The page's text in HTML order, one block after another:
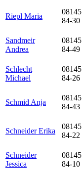
Riepl Maria
08145
84-30
Sandmeir
Andrea
08145
84-49
Schlecht
Michael
08145
84-26
Schmid Anja
08145
84-43
Schneider Erika
08145
84-22
Schneider
Jessica
08145
84-10